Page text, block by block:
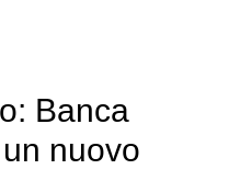
Banca
nuovo